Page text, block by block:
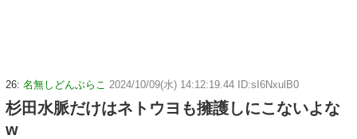
26: 名無しどんぶらこ 2024/10/09(水) 14:12:19.44 ID:sI6NxulB0
杉田水脈だけはネトウヨも擁護しにこないよな
w